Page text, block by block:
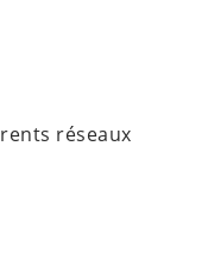
réseaux